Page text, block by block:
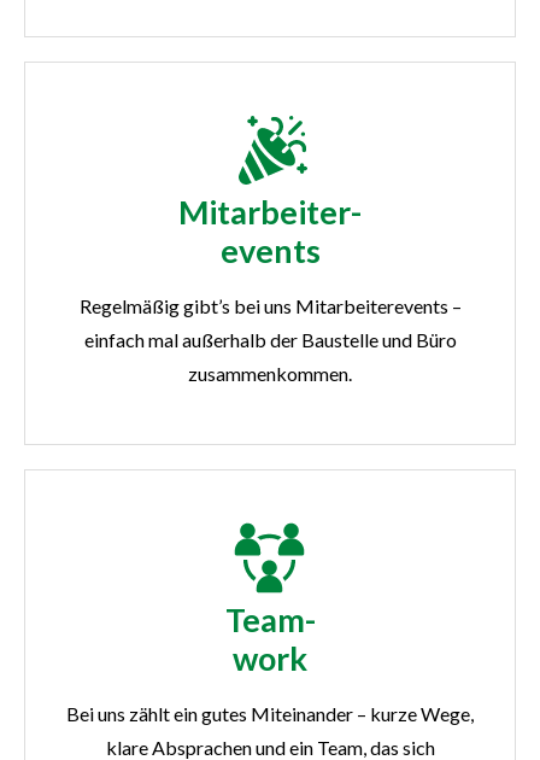
Mitarbeiter-
events
Regelmäßig gibt’s bei uns Mitarbeiterevents –
einfach mal außerhalb der Baustelle und Büro
zusammenkommen.
Team-
work
Bei uns zählt ein gutes Miteinander – kurze Wege,
klare Absprachen und ein Team, das sich